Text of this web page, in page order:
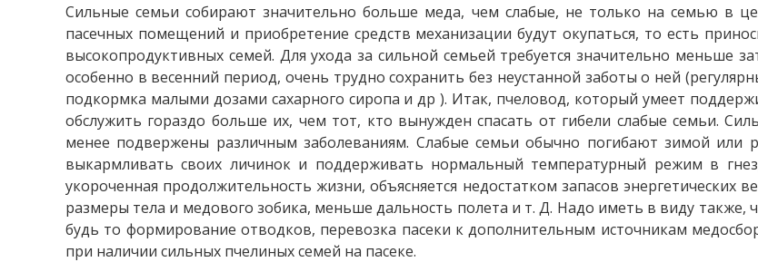
Сильные семьи собирают значительно больше меда, чем слабые, не только на семью в
пасечных помещений и приобретение средств механизации будут окупаться, то есть
высокопродуктивных семей. Для ухода за сильной семьей требуется значительно меньше
особенно в весенний период, очень трудно сохранить без неустанной заботы о ней
подкормка малыми дозами сахарного сиропа и др ). Итак, пчеловод, который умеет
обслужить гораздо больше их, чем тот, кто вынужден спасать от гибели слабые семьи.
менее подвержены различным заболеваниям. Слабые семьи обычно погибают зимой или
выкармливать своих личинок и поддерживать нормальный температурный режим в
укороченная продолжительность жизни, объясняется недостатком запасов энергетических
размеры тела и медового зобика, меньше дальность полета и т. Д. Надо иметь в виду
будь то формирование отводков, перевозка пасеки к дополнительным источникам
при наличии сильных пчелиных семей на пасеке.